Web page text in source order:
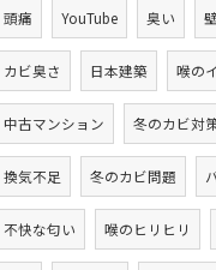
頭痛 YouTube 臭い
カビ臭さ 日本建築 喉の
中古マンション 冬のカビ対
換気不足 冬のカビ問題
不快な匂い 喉のヒリヒリ